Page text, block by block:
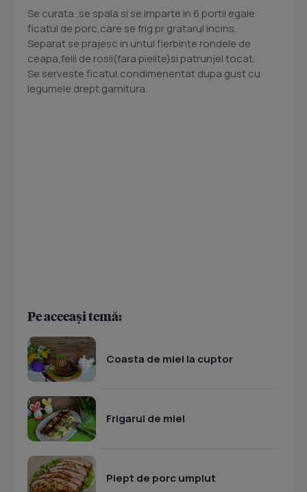
Se curata ,se spala si se imparte in 6 portii egale
ficatul de porc,care se frig pr gratarul incins.
Separat se prajesc in untul fierbinte rondele de
ceapa,felli de rosii(fara pielite)si patrunjel tocat.
Se serveste ficatul,condimenentat dupa gust cu
legumele drept garnitura.
Pe aceeași temă:
Coasta de miel la cuptor
Frigarui de miel
Piept de porc umplut